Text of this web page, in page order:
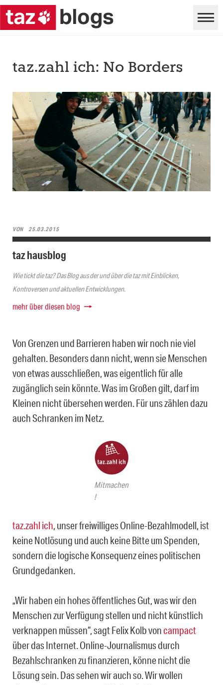
taz.zahl ich: No Borders
VON 25.03.2015
taz hausblog
Wie tickt die taz? Das Blog aus der und über die taz mit Einblicken,
Kontroversen und aktuellen Entwicklungen.
mehr über diesen blog
Von Grenzen und Barrieren haben wir noch nie viel
gehalten. Besonders dann nicht, wenn sie Menschen
von etwas ausschließen, was eigentlich für alle
zugänglich sein könnte. Was im Großen gilt, darf im
Kleinen nicht übersehen werden. Für uns zählen dazu
auch Schranken im Netz.
Mitmachen
!
taz.zahl ich, unser freiwilliges Online-Bezahlmodell, ist
keine Notlösung und auch keine Bitte um Spenden,
sondern die logische Konsequenz eines politischen
Grundgedanken.
„Wir haben ein hohes öffentliches Gut, was wir den
Menschen zur Verfügung stellen und nicht künstlich
verknappen müssen“, sagt Felix Kolb voncampact
über das Internet. Online-Journalismus durch
Bezahlschranken zu finanzieren, könne nicht die
Lösung sein. Das sehen wir auch so. Wir wollen